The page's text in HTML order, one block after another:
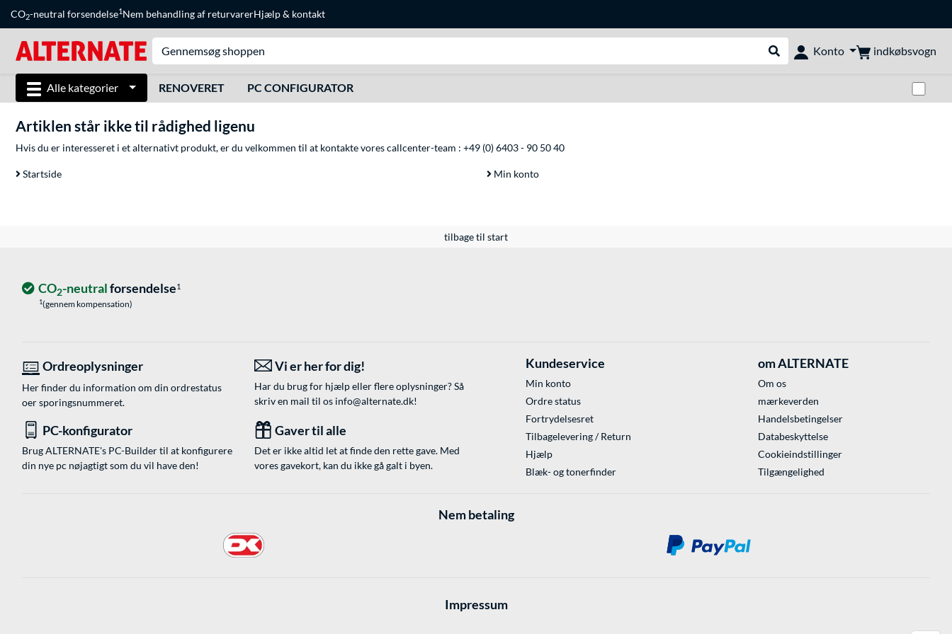
CO2-neutral forsendelse1Nem behandling af returvarerHjælp& kontakt
Udfør søgning
Konto indkøbsvogn
Alle kategorier RENOVERET PC CONFIGURATOR
Artiklen står ikke til rådighed ligenu
Hvis du er interesseret i et alternativt produkt, er du velkommen til at kontakte vores callcenter-team : +49 (0) 6403 - 90 50 40
Startside Min konto
tilbage til start
CO2-neutralforsendelse1
1(gennem kompensation)
Ordreoplysninger
Her finder du information om din ordrestatus
oer sporingsnummeret.
Vi er her for dig!
Har du brug for hjælp eller flere oplysninger? Så
skriv en mail til os info@alternate.dk!
PC-konfigurator
Brug ALTERNATE's PC-Builder til at konfigurere
din nye pc nøjagtigt som du vil have den!
Gaver til alle
Det er ikke altid let at finde den rette gave. Med
vores gavekort, kan du ikke gå galt i byen.
Kundeservice
Min konto
Ordre status
Fortrydelsesret
Tilbagelevering / Return
Hjælp
Blæk- og tonerfinder
om ALTERNATE
Om os
mærkeverden
Handelsbetingelser
Databeskyttelse
Cookieindstillinger
Tilgængelighed
Nem betaling
Impressum